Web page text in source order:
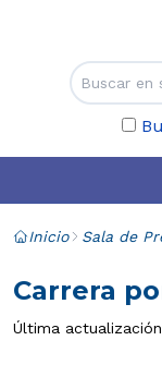
Inicio Sala de
Carrera
Última